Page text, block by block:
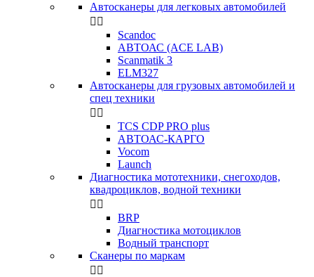
Автосканеры для легковых автомобилей
 
Scandoc
АВТОАС (ACE LAB)
Scanmatik 3
ELM327
Автосканеры для грузовых автомобилей и
спец техники
 
TCS CDP PRO plus
АВТОАС-КАРГО
Vocom
Launch
Диагностика мототехники, снегоходов,
квадроциклов, водной техники
 
BRP
Диагностика мотоциклов
Водный транспорт
Сканеры по маркам
 